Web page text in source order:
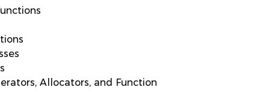
Allocators, and Function